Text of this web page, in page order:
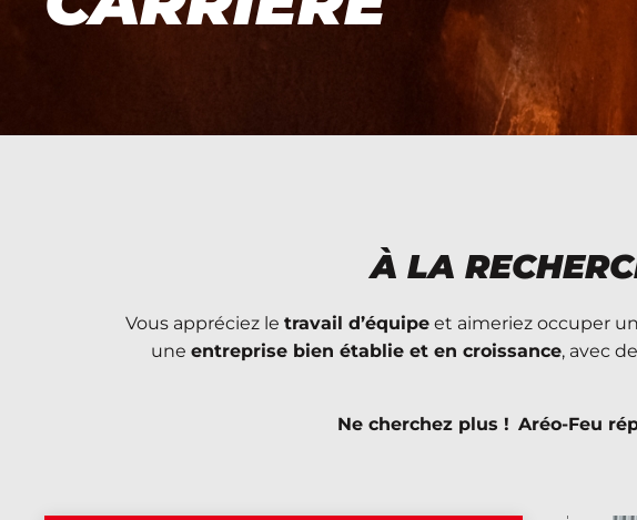
À LA
Vous appréciez le travail d’équipeet aimeriez occuper
une entreprise bien établie et en croissance, avec de
Ne cherchez plus ! Aréo-Feu